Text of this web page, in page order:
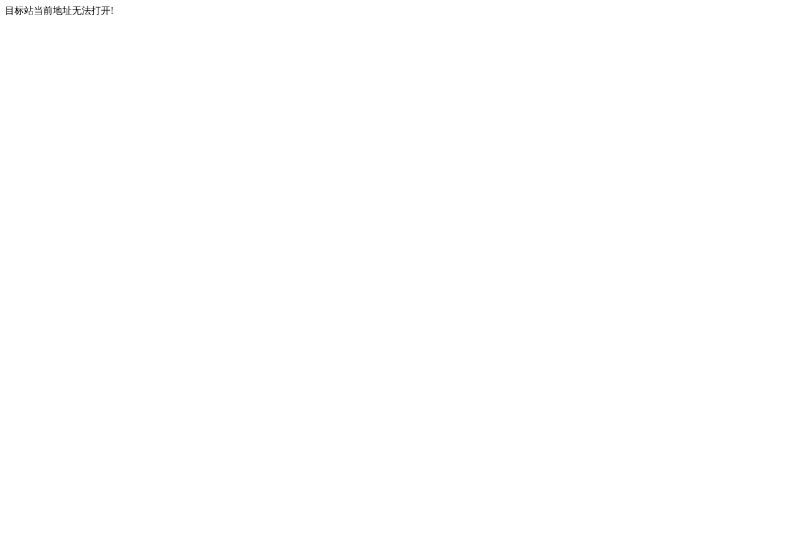
目标站当前地址无法打开!